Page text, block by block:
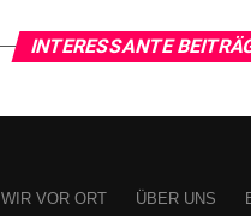
INTERESSANTE
WIR VOR ORT ÜBER UNS